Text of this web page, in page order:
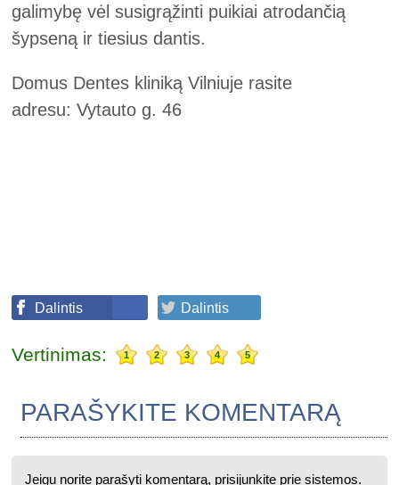
galimybę vėl susigrąžinti puikiai atrodančią
šypseną ir tiesius dantis.
Domus Dentes kliniką Vilniuje rasite
adresu: Vytauto g. 46
Dalintis Dalintis
Vertinimas: 1 2 3 4 5
PARAŠYKITE KOMENTARĄ